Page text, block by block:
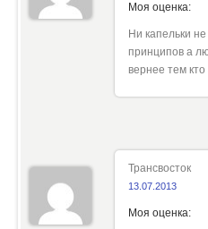
Моя оценка:
Ни капельки
принципов а
вернее тем
Трансвосток
13.07.2013
Моя оценка: